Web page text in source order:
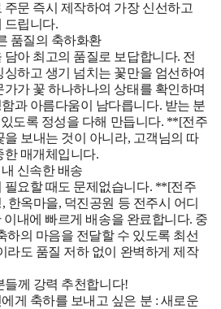
문 즉시 제작하여 가장 신선하고
드립니다.
품질의 축하화환
아 최고의 품질로 보답합니다. 전
하고 생기 넘치는 꽃만을 엄선하여
가 꽃 하나하나의 상태를 확인하며
과 아름다움이 남다릅니다. 받는 분
도록 정성을 다해 만듭니다. **[전주
보내는 것이 아니라, 고객님의 따
한 매개체입니다.
신속한 배송
필요할 때도 문제없습니다. **[전주
옥마을, 덕진공원 등 전주시 어디
이내에 빠르게 배송을 완료합니다. 중
하의 마음을 전달할 수 있도록 최선
라도 품질 저하 없이 완벽하게 제작
들께 강력 추천합니다!
게 축하를 보내고 싶은 분 : 새로운